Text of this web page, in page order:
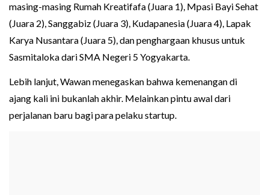
masing-masing Rumah Kreatifafa (Juara 1), Mpasi Bayi Sehat
(Juara 2), Sanggabiz (Juara 3), Kudapanesia (Juara 4), Lapak
Karya Nusantara (Juara 5), dan penghargaan khusus untuk
Sasmitaloka dari SMA Negeri 5 Yogyakarta.
Lebih lanjut, Wawan menegaskan bahwa kemenangan di
ajang kali ini bukanlah akhir. Melainkan pintu awal dari
perjalanan baru bagi para pelaku startup.